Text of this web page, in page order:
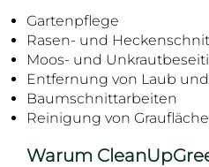
Gartenpflege
Rasen- und
Moos- und
Entfernung von Laub
Baumschnittarbeiten
Reinigung von
Warum